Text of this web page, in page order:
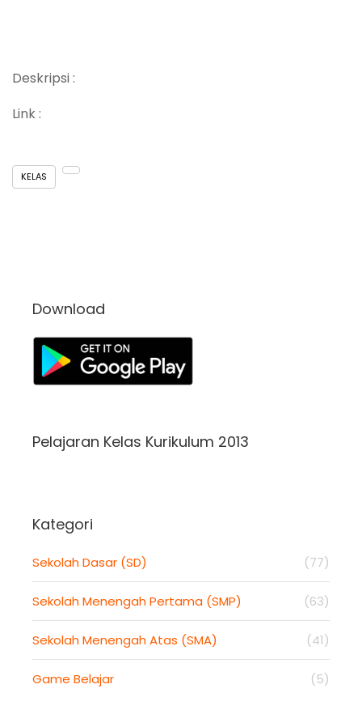
Deskripsi :
Link :
KELAS
Download
Pelajaran Kelas Kurikulum 2013
Kategori
Sekolah Dasar (SD) (77)
Sekolah Menengah Pertama (SMP) (63)
Sekolah Menengah Atas (SMA) (41)
Game Belajar (5)